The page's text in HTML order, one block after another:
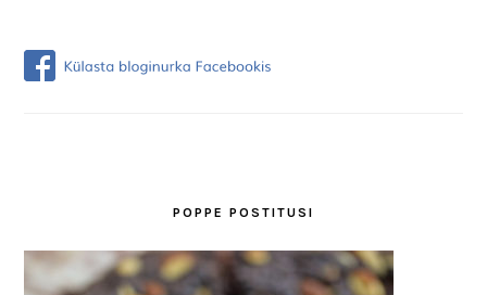
POPPE POSTITUSI